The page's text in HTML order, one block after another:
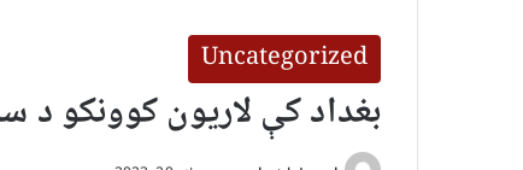
Uncategorized
بغداد کې لاریون کوونکو